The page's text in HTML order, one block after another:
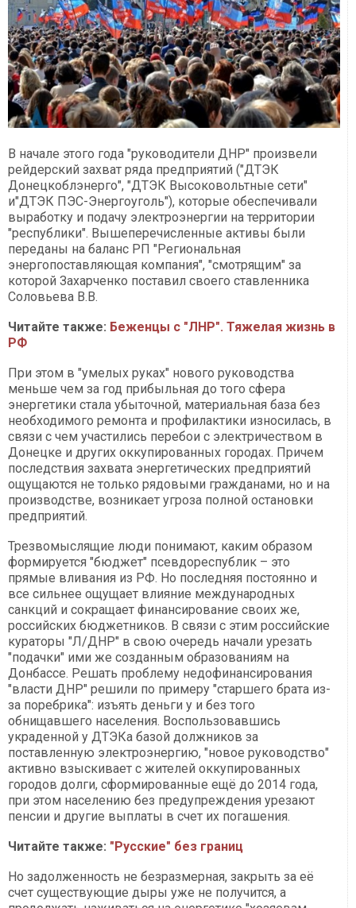
В начале этого года "руководители ДНР" произвели
рейдерский захват ряда предприятий ("ДТЭК
Донецкоблэнерго", "ДТЭК Высоковольтные сети"
и"ДТЭК ПЭС-Энергоуголь"), которые обеспечивали
выработку и подачу электроэнергии на территории
"республики". Вышеперечисленные активы были
переданы на баланс РП "Региональная
энергопоставляющая компания", "смотрящим" за
которой Захарченко поставил своего ставленника
Соловьева В.В.
Читайте также: Беженцы с "ЛНР". Тяжелая жизнь в
РФ
При этом в "умелых руках" нового руководства
меньше чем за год прибыльная до того сфера
энергетики стала убыточной, материальная база без
необходимого ремонта и профилактики износилась, в
связи с чем участились перебои с электричеством в
Донецке и других оккупированных городах. Причем
последствия захвата энергетических предприятий
ощущаются не только рядовыми гражданами, но и на
производстве, возникает угроза полной остановки
предприятий.
Трезвомыслящие люди понимают, каким образом
формируется "бюджет" псевдореспублик – это
прямые вливания из РФ. Но последняя постоянно и
все сильнее ощущает влияние международных
санкций и сокращает финансирование своих же,
российских бюджетников. В связи с этим российские
кураторы "Л/ДНР" в свою очередь начали урезать
"подачки" ими же созданным образованиям на
Донбассе. Решать проблему недофинансирования
"власти ДНР" решили по примеру "старшего брата из-
за поребрика": изъять деньги у и без того
обнищавшего населения. Воспользовавшись
украденной у ДТЭКа базой должников за
поставленную электроэнергию, "новое руководство"
активно взыскивает с жителей оккупированных
городов долги, сформированные ещё до 2014 года,
при этом населению без предупреждения урезают
пенсии и другие выплаты в счет их погашения.
Читайте также: "Русские" без границ
Но задолженность не безразмерная, закрыть за её
счет существующие дыры уже не получится, а